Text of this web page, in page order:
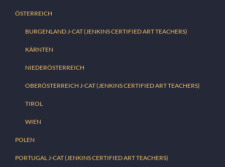
ÖSTERREICH
BURGENLAND J-CAT (JENKINS CERTIFIED ART TEACHERS)
KÄRNTEN
NIEDERÖSTERREICH
OBERÖSTERREICH J-CAT (JENKINS CERTIFIED ART TEACHERS)
TIROL
WIEN
POLEN
PORTUGAL J-CAT (JENKINS CERTIFIED ART TEACHERS)